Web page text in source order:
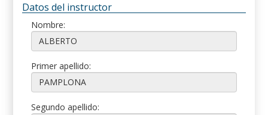
Datos del instructor
Nombre:
Primer apellido:
Segundo apellido: